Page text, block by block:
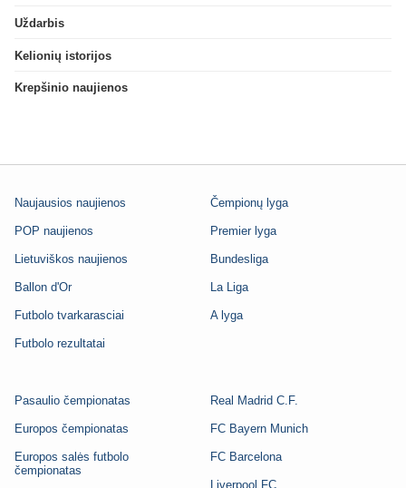
Uždarbis
Kelionių istorijos
Krepšinio naujienos
Naujausios naujienos
POP naujienos
Lietuviškos naujienos
Ballon d'Or
Futbolo tvarkarasciai
Futbolo rezultatai
Čempionų lyga
Premier lyga
Bundesliga
La Liga
A lyga
Pasaulio čempionatas
Europos čempionatas
Europos salės futbolo
čempionatas
Real Madrid C.F.
FC Bayern Munich
FC Barcelona
Liverpool FC